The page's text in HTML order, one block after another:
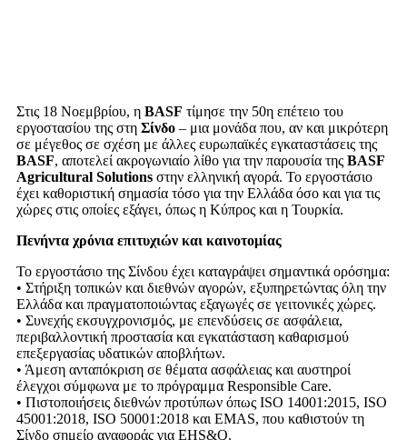
Στις 18 Νοεμβρίου, η BASF τίμησε την 50η επέτειο του
εργοστασίου της στη Σίνδο – μια μονάδα που, αν και μικρότερη
σε μέγεθος σε σχέση με άλλες ευρωπαϊκές εγκαταστάσεις της
BASF, αποτελεί ακρογωνιαίο λίθο για την παρουσία της BASF
Agricultural Solutions στην ελληνική αγορά. Το εργοστάσιο
έχει καθοριστική σημασία τόσο για την Ελλάδα όσο και για τις
χώρες στις οποίες εξάγει, όπως η Κύπρος και η Τουρκία.
Πενήντα χρόνια επιτυχιών και καινοτομίας
Το εργοστάσιο της Σίνδου έχει καταγράψει σημαντικά ορόσημα:
• Στήριξη τοπικών και διεθνών αγορών, εξυπηρετώντας όλη την
Ελλάδα και πραγματοποιώντας εξαγωγές σε γειτονικές χώρες.
• Συνεχής εκσυγχρονισμός, με επενδύσεις σε ασφάλεια,
περιβαλλοντική προστασία και εγκατάσταση καθαρισμού
επεξεργασίας υδατικών αποβλήτων.
• Άμεση ανταπόκριση σε θέματα ασφάλειας και αυστηροί
έλεγχοι σύμφωνα με το πρόγραμμα Responsible Care.
• Πιστοποιήσεις διεθνών προτύπων όπως ISO 14001:2015, ISO
45001:2018, ISO 50001:2018 και EMAS, που καθιστούν τη
Σίνδο σημείο αναφοράς για EHS&Q.